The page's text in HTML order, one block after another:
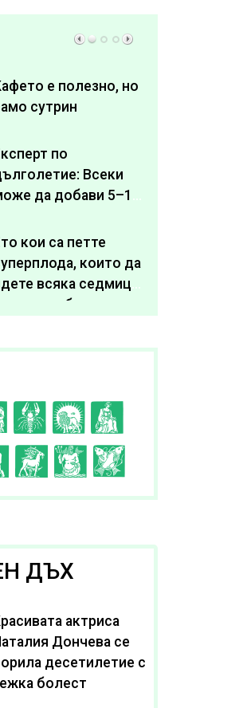
е полезно, но
сутрин
по
Всеки
да добави 5–10
си
кои са петте
които да
всяка седмица,
за да подобрите
FGH
L A B
ДЪХ
актриса
Дончева се
десетилетие с
болест